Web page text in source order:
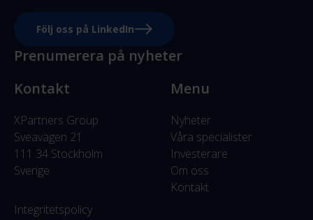
Följ oss på LinkedIn
Prenumerera på nyheter
Kontakt
XPartners Group
Sveavägen 21
111 34 Stockholm
Sverige
Menu
Nyheter
Våra specialister
Investerare
Om oss
Kontakt
Integritetspolicy